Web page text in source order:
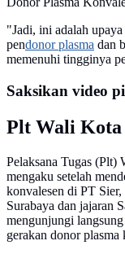
"Jadi, ini adalah
pendonor plasma dan
memenuhi tingginya
Saksikan video
Plt Wali Kota
Pelaksana Tugas (Plt)
mengaku setelah
konvalesen di PT
Surabaya dan jajaran
mengunjungi
gerakan donor